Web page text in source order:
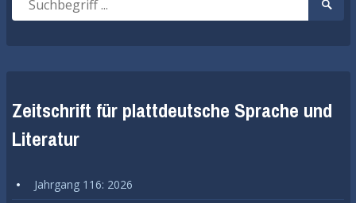
nach:
Suche
Zeitschrift für plattdeutsche Sprache und
Literatur
Jahrgang 116: 2026